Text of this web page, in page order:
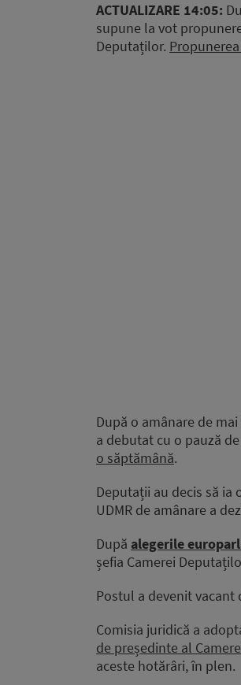
ACTUALIZARE 14:05:
supune la vot
Deputaților.
După o amânare de
a debutat cu o pauză
o săptămână.
Deputații au decis să ia
UDMR de amânare a
După alegerile
șefia Camerei
Postul a devenit vacant
Comisia juridică a
de președinte al
aceste hotărâri, în plen.